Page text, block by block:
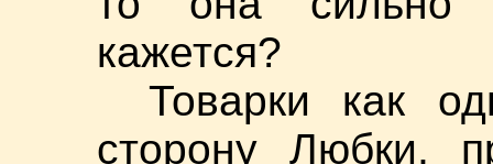
кажется?
Товарки как
сторону Любки,